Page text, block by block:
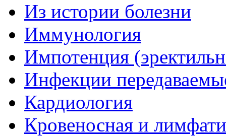
Из истории болезни
Иммунология
Импотенция
Инфекции
Кардиология
Кровеносная и